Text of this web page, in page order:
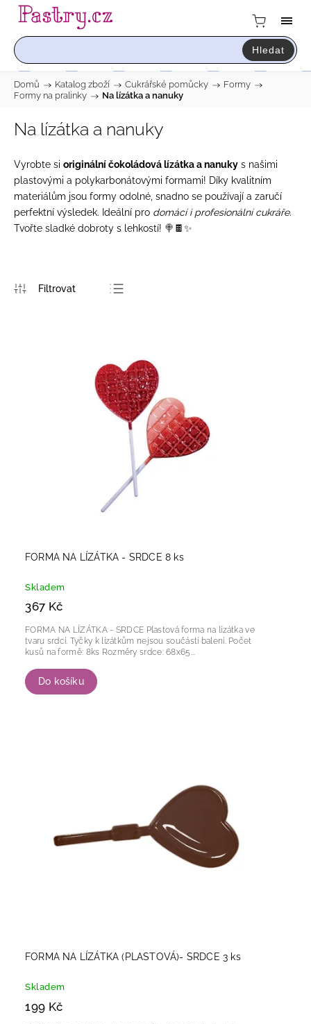
Hledat
Domů / Katalog zboží / Cukrářské pomůcky / Formy /
Formy na pralinky / Na lízátka a nanuky
Na lízátka a nanuky
Vyrobte si originální čokoládová lízátka a nanuky s našimi
plastovými a polykarbonátovými formami! Díky kvalitním
materiálům jsou formy odolné, snadno se používají a zaručí
perfektní výsledek. Ideální pro domácí i profesionální cukráře.
Tvořte sladké dobroty s lehkostí! 🍭🍫✨
Abecedně
FORMA NA LÍZÁTKA - SRDCE 8 ks
Skladem
367 Kč
Do košíku
FORMA NA LÍZÁTKA - SRDCE Plastová forma na lízátka ve
tvaru srdcí. Tyčky k lízátkům nejsou součástí balení. Počet
kusů na formě: 8ks Rozměry srdce: 68x65...
FORMA NA LÍZÁTKA (PLASTOVÁ)- SRDCE 3 ks
Skladem
199 Kč